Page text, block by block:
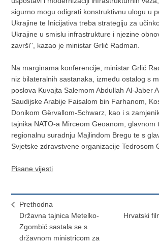
sigurno mogu odigrati konstruktivnu ulogu u
Ukrajine te Inicijativa treba strategiju za
Ukrajine u smislu infrastrukture i njezine
završi'', kazao je ministar Grlić Radman.
Na marginama konferencije, ministar Grlić
niz bilateralnih sastanaka, između ostalog s
poslova Kuvajta Salemom Abdullah Al-Jaber
Saudijske Arabije Faisalom bin Farhanom,
Donikom Gërvallom-Schwarz, kao i s
tajnika NATO-a Mirceom Geoanom, glavnom
regionalnu suradnju Majlindom Bregu te s
Svjetske zdravstvene organizacije Tedrosom
Pisane vijesti
Prethodna
Državna tajnica Metelko-
Zgombić sastala se s
državnom ministricom za
Hrvatski